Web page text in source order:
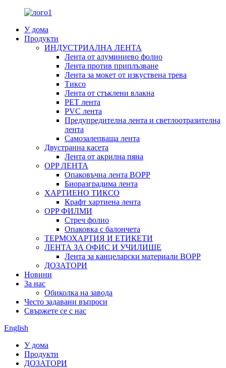
У дома
Продукти
ИНДУСТРИАЛНА ЛЕНТА
Лента от алуминиево фолио
Лента против приплъзване
Лента за мокет от изкуствена трева
Тиксо
Лента от стъклени влакна
PET лента
PVC лента
Предупредителна лента и светлоотразителна
лента
Самозалепваща лента
Двустранна касета
Лента от акрилна пяна
OPP ЛЕНТА
Опаковъчна лента BOPP
Биоразградима лента
ХАРТИЕНО ТИКСО
Крафт хартиена лента
OPP ФИЛМИ
Стреч фолио
Опаковка с балончета
ТЕРМОХАРТИЯ И ЕТИКЕТИ
ЛЕНТА ЗА ОФИС И УЧИЛИЩЕ
Лента за канцеларски материали BOPP
ДОЗАТОРИ
Новини
За нас
Обиколка на завода
Често задавани въпроси
Свържете се с нас
English
У дома
Продукти
ДОЗАТОРИ